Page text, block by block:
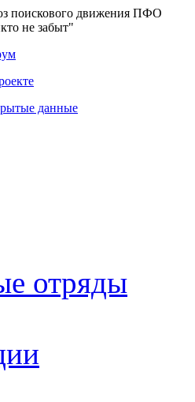
поискового движения ПФО
не забыт"
данные
отряды